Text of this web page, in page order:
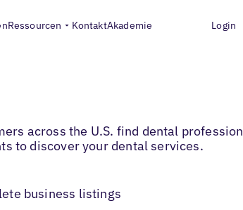
Ressourcen KontaktAkademie Login
across the U.S. find dental
to discover your dental services.
business listings